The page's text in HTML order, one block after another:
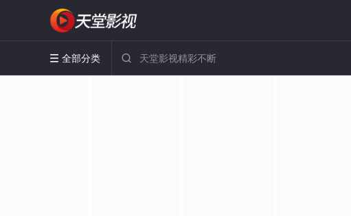
 全部分类 